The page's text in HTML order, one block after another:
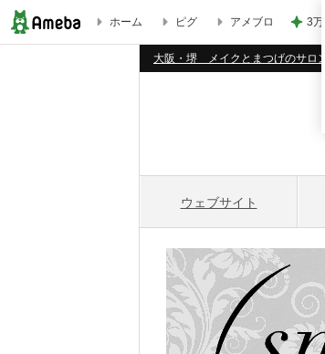
8月のご予約状況を更新しました♪ | 大阪・堺
ホーム ピグ アメブロ 3
大阪・堺 メイクとまつげのサロ
ウェブサイト